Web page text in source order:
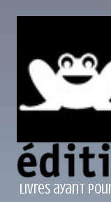
Livres ayant